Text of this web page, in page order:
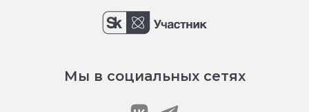
Мы в социальных сетях